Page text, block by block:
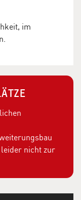
im
nicht zur